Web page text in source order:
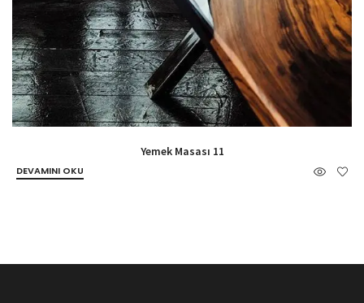
Yemek Masası 11
DEVAMINI OKU